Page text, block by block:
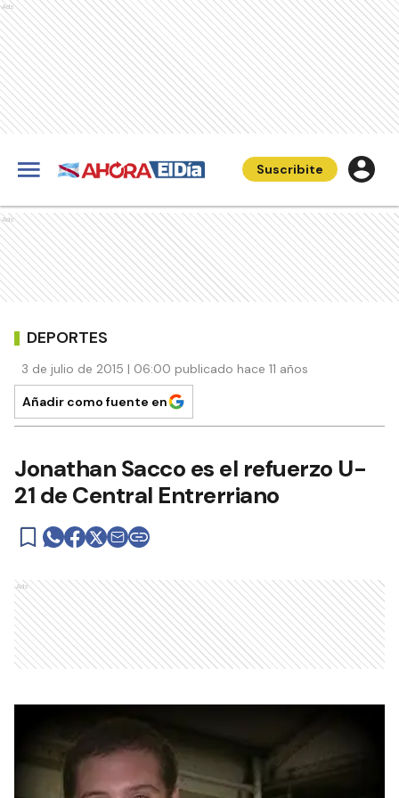
Ads
Suscribite
Ads
DEPORTES
3 de julio de 2015 | 06:00 publicado hace 11 años
Añadir como fuente en
Jonathan Sacco es el refuerzo U-
21 de Central Entrerriano
Ads